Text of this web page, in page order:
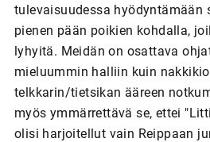
tulevaisuudessa hyödyntämään
pienen pään poikien kohdalla,
lyhyitä. Meidän on osattava
mieluummin halliin kuin
telkkarin/tietsikan ääreen
myös ymmärrettävä se, ettei
olisi harjoitellut vain Reippaan